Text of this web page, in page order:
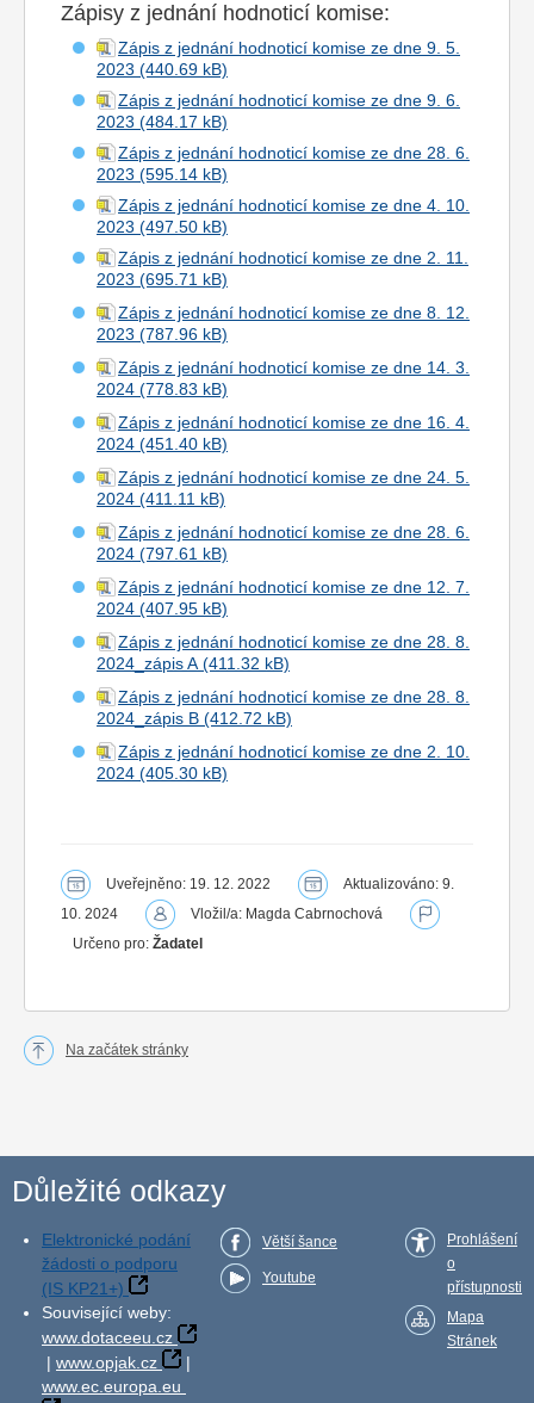
Zápisy z jednání hodnoticí komise:
Zápis z jednání hodnoticí komise ze dne 9. 5.
2023
Zápis z jednání hodnoticí komise ze dne 9. 6.
2023
Zápis z jednání hodnoticí komise ze dne 28. 6.
2023
Zápis z jednání hodnoticí komise ze dne 4. 10.
2023
Zápis z jednání hodnoticí komise ze dne 2. 11.
2023
Zápis z jednání hodnoticí komise ze dne 8. 12.
2023
Zápis z jednání hodnoticí komise ze dne 14. 3.
2024
Zápis z jednání hodnoticí komise ze dne 16. 4.
2024
Zápis z jednání hodnoticí komise ze dne 24. 5.
2024
Zápis z jednání hodnoticí komise ze dne 28. 6.
2024
Zápis z jednání hodnoticí komise ze dne 12. 7.
2024
Zápis z jednání hodnoticí komise ze dne 28. 8.
2024_zápis A
Zápis z jednání hodnoticí komise ze dne 28. 8.
2024_zápis B
Zápis z jednání hodnoticí komise ze dne 2. 10.
2024
Uveřejněno: 19. 12. 2022
Aktualizováno: 9.
10. 2024
Vložil/a: Magda Cabrnochová
Určeno pro: Žadatel
Na začátek stránky
Důležité odkazy
Elektronické podání
žádosti o podporu
(IS KP21+)
Související weby:
www.dotaceeu.cz
| www.opjak.cz
|
www.ec.europa.eu
Větší šance
Youtube
Prohlášení
o
přístupnosti
Mapa
Stránek